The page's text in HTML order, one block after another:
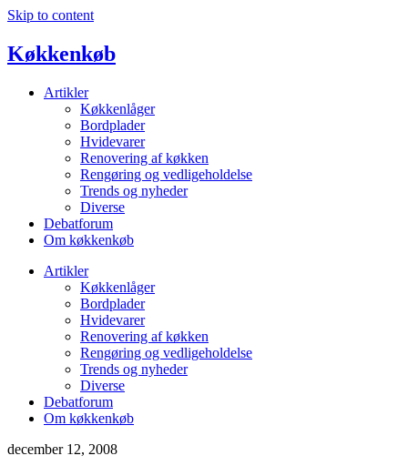
Skip to content
Køkkenkøb
Artikler
Køkkenlåger
Bordplader
Hvidevarer
Renovering af køkken
Rengøring og vedligeholdelse
Trends og nyheder
Diverse
Debatforum
Om køkkenkøb
Artikler
Køkkenlåger
Bordplader
Hvidevarer
Renovering af køkken
Rengøring og vedligeholdelse
Trends og nyheder
Diverse
Debatforum
Om køkkenkøb
december 12, 2008